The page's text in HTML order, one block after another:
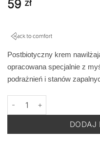
59 zł
Postbiotyczny krem
opracowana specjalnie z
podrażnień i stanów
ilość BACK TO COMFORT
DODAJ